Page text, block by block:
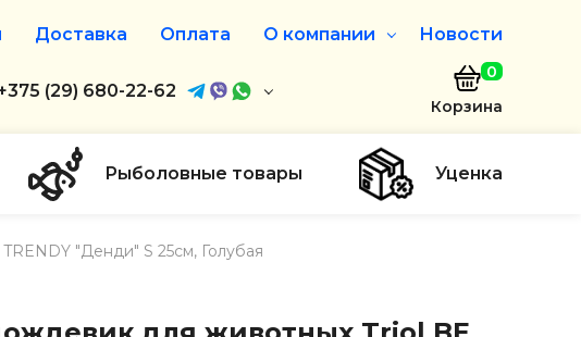
Доставка Оплата О компании
О нас
Дисконтная программа
Новости
(29) 680-22-62
магазин
А1
Заказать звонок
0
Корзина
Рыболовные товары Уценка
"Денди" S 25см, Голубая